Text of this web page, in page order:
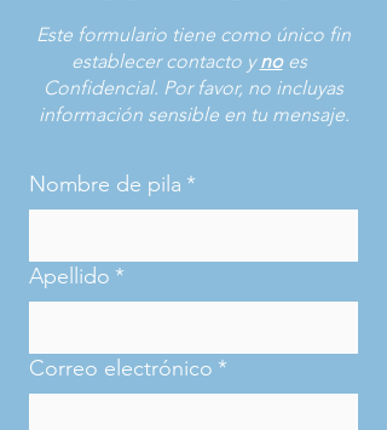
Este formulario tiene como único fin
establecer contacto ynoes
Confidencial. Por favor, no incluyas
información sensible en tu mensaje.
Nombre de pila *
Apellido *
Correo electrónico *